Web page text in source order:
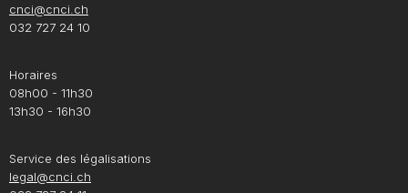
cnci@cnci.ch
032 727 24 10
Horaires
08h00 - 11h30
13h30 - 16h30
Service des légalisations
legal@cnci.ch